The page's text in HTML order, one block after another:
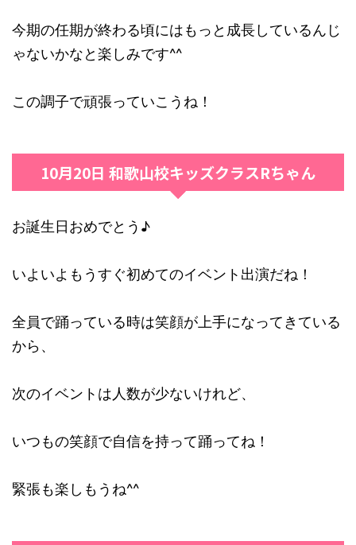
今期の任期が終わる頃にはもっと成長しているんじ
ゃないかなと楽しみです^^
この調子で頑張っていこうね！
10月20日 和歌山校キッズクラスRちゃん
お誕生日おめでとう♪
いよいよもうすぐ初めてのイベント出演だね！
全員で踊っている時は笑顔が上手になってきている
から、
次のイベントは人数が少ないけれど、
いつもの笑顔で自信を持って踊ってね！
緊張も楽しもうね^^